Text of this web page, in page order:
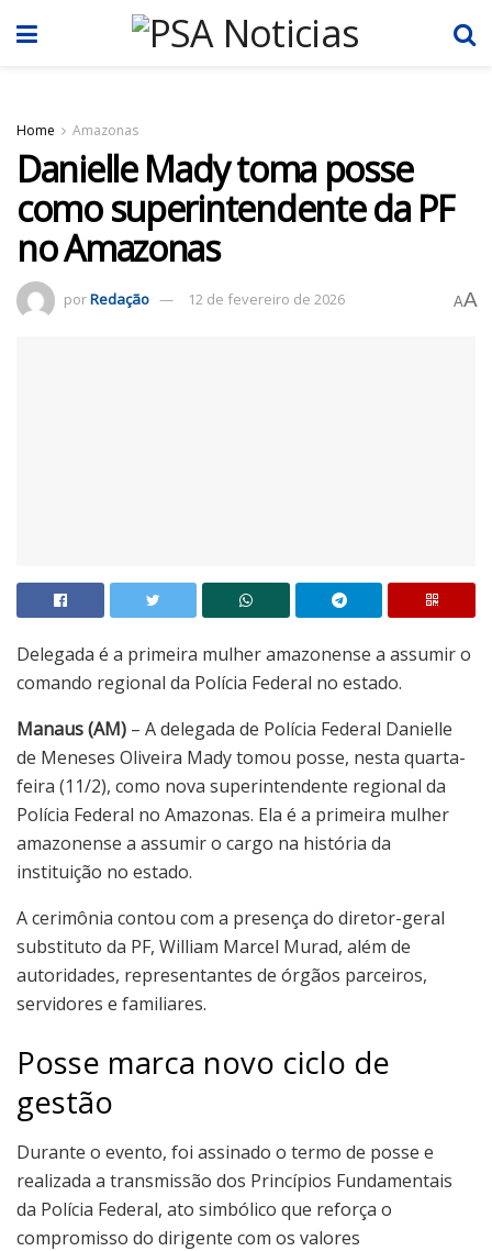
Home Amazonas
Danielle Mady toma posse
como superintendente da PF
no Amazonas
porRedação 12 de fevereiro de 2026 AA
Delegada é a primeira mulher amazonense a assumir o
comando regional da Polícia Federal no estado.
Manaus (AM) – A delegada de Polícia Federal Danielle
de Meneses Oliveira Mady tomou posse, nesta quarta-
feira (11/2), como nova superintendente regional da
Polícia Federal no Amazonas. Ela é a primeira mulher
amazonense a assumir o cargo na história da
instituição no estado.
A cerimônia contou com a presença do diretor-geral
substituto da PF, William Marcel Murad, além de
autoridades, representantes de órgãos parceiros,
servidores e familiares.
Posse marca novo ciclo de
gestão
Durante o evento, foi assinado o termo de posse e
realizada a transmissão dos Princípios Fundamentais
da Polícia Federal, ato simbólico que reforça o
compromisso do dirigente com os valores